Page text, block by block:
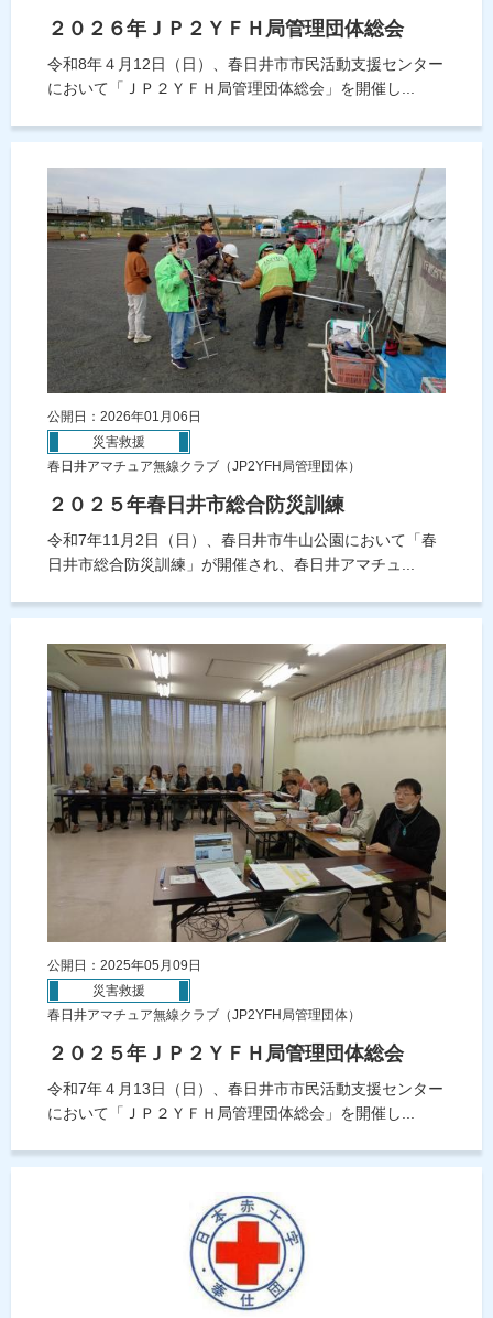
２０２６年ＪＰ２ＹＦＨ局管理団体総会
令和8年４月12日（日）、春日井市市民活動支援センター
において「ＪＰ２ＹＦＨ局管理団体総会」を開催し...
公開日：2026年01月06日
災害救援
春日井アマチュア無線クラブ（JP2YFH局管理団体）
２０２５年春日井市総合防災訓練
令和7年11月2日（日）、春日井市牛山公園において「春
日井市総合防災訓練」が開催され、春日井アマチュ...
公開日：2025年05月09日
災害救援
春日井アマチュア無線クラブ（JP2YFH局管理団体）
２０２５年ＪＰ２ＹＦＨ局管理団体総会
令和7年４月13日（日）、春日井市市民活動支援センター
において「ＪＰ２ＹＦＨ局管理団体総会」を開催し...